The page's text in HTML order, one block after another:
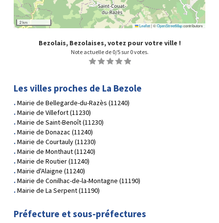
2 km
Leaflet|©OpenStreetMapcontributors
Bezolais, Bezolaises, votez pour votre ville !
Note actuelle de 0/5 sur 0votes.
1 2 3 4 5
Les villes proches de La Bezole
Mairie de Bellegarde-du-Razès (11240)
Mairie de Villefort (11230)
Mairie de Saint-Benoît (11230)
Mairie de Donazac (11240)
Mairie de Courtauly (11230)
Mairie de Monthaut (11240)
Mairie de Routier (11240)
Mairie d'Alaigne (11240)
Mairie de Conilhac-de-la-Montagne (11190)
Mairie de La Serpent (11190)
Préfecture et sous-préfectures